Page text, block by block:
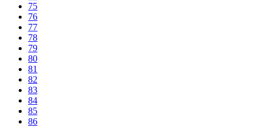
75
76
77
78
79
80
81
82
83
84
85
86